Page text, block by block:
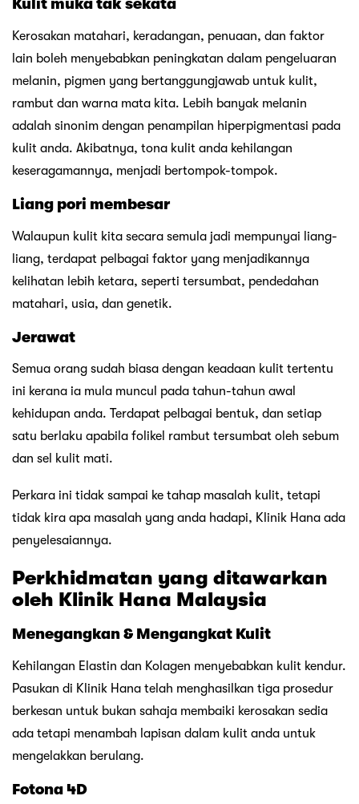
Kulit muka tak sekata
Kerosakan matahari, keradangan, penuaan, dan faktor
lain boleh menyebabkan peningkatan dalam pengeluaran
melanin, pigmen yang bertanggungjawab untuk kulit,
rambut dan warna mata kita. Lebih banyak melanin
adalah sinonim dengan penampilan hiperpigmentasi pada
kulit anda. Akibatnya, tona kulit anda kehilangan
keseragamannya, menjadi bertompok-tompok.
Liang pori membesar
Walaupun kulit kita secara semula jadi mempunyai liang-
liang, terdapat pelbagai faktor yang menjadikannya
kelihatan lebih ketara, seperti tersumbat, pendedahan
matahari, usia, dan genetik.
Jerawat
Semua orang sudah biasa dengan keadaan kulit tertentu
ini kerana ia mula muncul pada tahun-tahun awal
kehidupan anda. Terdapat pelbagai bentuk, dan setiap
satu berlaku apabila folikel rambut tersumbat oleh sebum
dan sel kulit mati.
Perkara ini tidak sampai ke tahap masalah kulit, tetapi
tidak kira apa masalah yang anda hadapi, Klinik Hana ada
penyelesaiannya.
Perkhidmatan yang ditawarkan
oleh Klinik Hana Malaysia
Menegangkan & Mengangkat Kulit
Kehilangan Elastin dan Kolagen menyebabkan kulit kendur.
Pasukan di Klinik Hana telah menghasilkan tiga prosedur
berkesan untuk bukan sahaja membaiki kerosakan sedia
ada tetapi menambah lapisan dalam kulit anda untuk
mengelakkan berulang.
Fotona 4D